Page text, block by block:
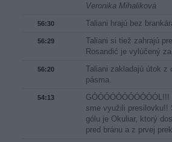
Veronika Mihaliková
56:30 Taliani hrajú bez
56:29
Taliani si tiež zahrajú
Rosandić je vylúčený
56:20
Taliani zakladajú útok z
pásma.
54:13
GÓÓÓÓÓÓÓÓÓÓÓL!!!
sme využili presilovku!!
gólu je Okuliar, ktorý
pred bránu a z prvej